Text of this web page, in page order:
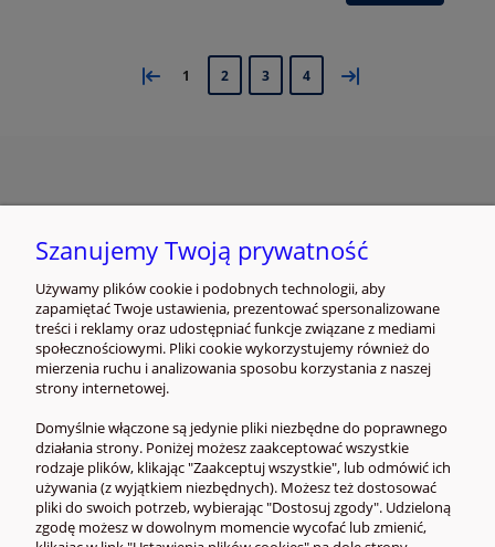
« 1 2 3 4 »
POMOC
MOJE KONTO
Szanujemy Twoją prywatność
Używamy plików cookie i podobnych technologii, aby
zapamiętać Twoje ustawienia, prezentować spersonalizowane
treści i reklamy oraz udostępniać funkcje związane z mediami
społecznościowymi. Pliki cookie wykorzystujemy również do
mierzenia ruchu i analizowania sposobu korzystania z naszej
strony internetowej.
Domyślnie włączone są jedynie pliki niezbędne do poprawnego
działania strony. Poniżej możesz zaakceptować wszystkie
rodzaje plików, klikając "Zaakceptuj wszystkie", lub odmówić ich
używania (z wyjątkiem niezbędnych). Możesz też dostosować
pliki do swoich potrzeb, wybierając "Dostosuj zgody". Udzieloną
zgodę możesz w dowolnym momencie wycofać lub zmienić,